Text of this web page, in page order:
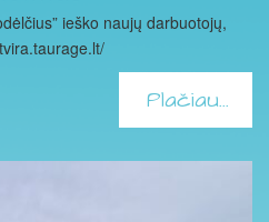
ieško naujų darbuotojų,
Plačiau...